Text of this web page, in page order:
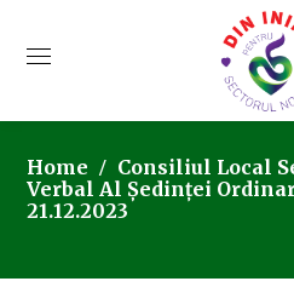
Home Consiliul Local
Verbal Al Ședinței
21.12.2023